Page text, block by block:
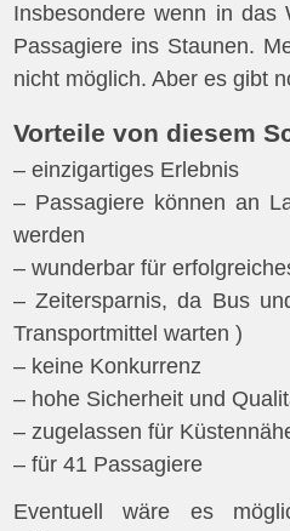
Insbesondere wenn in das
Passagiere ins Staunen.
nicht möglich. Aber es gibt
Vorteile von diesem
– einzigartiges Erlebnis
– Passagiere können an
werden
– wunderbar für
– Zeitersparnis, da Bus
Transportmittel warten )
– keine Konkurrenz
– hohe Sicherheit und
– zugelassen für
– für 41 Passagiere
Eventuell wäre es